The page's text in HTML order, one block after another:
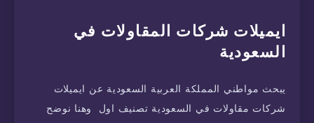
ايميلات شركات المقاولات في
السعودية
يبحث مواطني المملكة العربية السعودية عن ايميلات
شركات مقاولات في السعودية تصنيف اول وهنا نوضح